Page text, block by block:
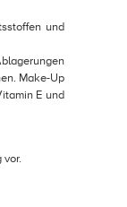
und
Make-Up
E und